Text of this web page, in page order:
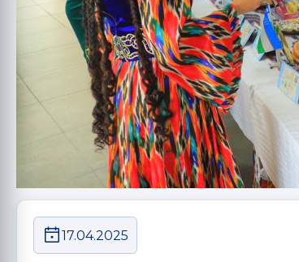
17.04.2025